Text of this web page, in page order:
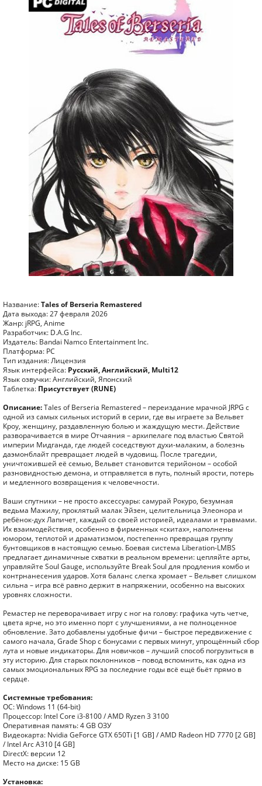
Название:Tales of Berseria Remastered
Дата выхода: 27 февраля 2026
Жанр: jRPG, Anime
Разработчик: D.A.G Inc.
Издатель: Bandai Namco Entertainment Inc.
Платформа: PC
Тип издания: Лицензия
Язык интерфейса: Русский, Английский, Multi12
Язык озвучки: Английский, Японский
Таблетка: Присутствует (RUNE)
Описание:Tales of Berseria Remastered – переиздание мрачной JRPG с
одной из самых сильных историй в серии, где вы играете за Вельвет
Кроу, женщину, раздавленную болью и жаждущую мести. Действие
разворачивается в мире Отчаяния – архипелаге под властью Святой
империи Мидганда, где людей соседствуют духи-малаким, а болезнь
даэмонблайт превращает людей в чудовищ. После трагедии,
уничтожившей её семью, Вельвет становится терийоном – особой
разновидностью демона, и отправляется в путь, полный ярости, потерь
и медленного возвращения к человечности.
Ваши спутники – не просто аксессуары: самурай Рокуро, безумная
ведьма Мажилу, проклятый малак Эйзен, целительница Элеонора и
ребёнок-дух Лапичет, каждый со своей историей, идеалами и травмами.
Их взаимодействия, особенно в фирменных «скитах», наполнены
юмором, теплотой и драматизмом, постепенно превращая группу
бунтовщиков в настоящую семью. Боевая система Liberation-LMBS
предлагает динамичные схватки в реальном времени: цепляйте арты,
управляйте Soul Gauge, используйте Break Soul для продления комбо и
контрнанесения ударов. Хотя баланс слегка хромает – Вельвет слишком
сильна – игра всё равно держит в напряжении, особенно на высоких
уровнях сложности.
Ремастер не переворачивает игру с ног на голову: графика чуть четче,
цвета ярче, но это именно порт с улучшениями, а не полноценное
обновление. Зато добавлены удобные фичи – быстрое передвижение с
самого начала, Grade Shop с бонусами с первых минут, упрощённый сбор
лута и новые индикаторы. Для новичков – лучший способ погрузиться в
эту историю. Для старых поклонников – повод вспомнить, как одна из
самых эмоциональных RPG за последние годы всё ещё бьёт прямо в
сердце.
Системные требования:
ОС: Windows 11 (64-bit)
Процессор: Intel Core i3-8100 / AMD Ryzen 3 3100
Оперативная память: 4 GB ОЗУ
Видеокарта: Nvidia GeForce GTX 650Ti [1 GB] / AMD Radeon HD 7770 [2 GB]
/ Intel Arc A310 [4 GB]
DirectX: версии 12
Место на диске: 15 GB
Установка: